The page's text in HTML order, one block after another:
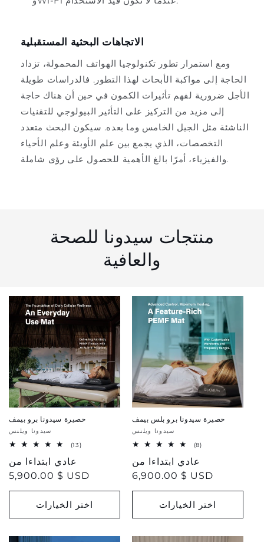
الاتجاهات البحثية المستقبلية
ومع استمرار تطور تكنولوجيا الهواتف المحمولة، تزداد
الحاجة إلى مواكبة الأبحاث لهذا التطور. فالدراسات طويلة
الأجل ضرورية لفهم تأثيرات الكمون في حين أن هناك حاجة
إلى مزيد من التركيز على التأثير البيولوجي للتقنيات
الناشئة مثل الجيل الخامس وما بعده. سيكون البحث متعدد
التخصصات، الذي يجمع بين علم الأوبئة وعلم الأحياء
والفيزياء، أمرًا بالغ الأهمية للحصول على رؤى شاملة.
منتجات سيدونا للصحة
والعافية
حصيرة سيدونا برو بيمف
بائع:
سيدونا ويلنس
(13)13
سعر
عادي ابتداءا من
5,900.00 $ USD
اختر الخيارات
حصيرة سيدونا برو بلس بيمف
بائع:
سيدونا ويلنس
(8)8
سعر
عادي ابتداءا من
6,900.00 $ USD
اختر الخيارات